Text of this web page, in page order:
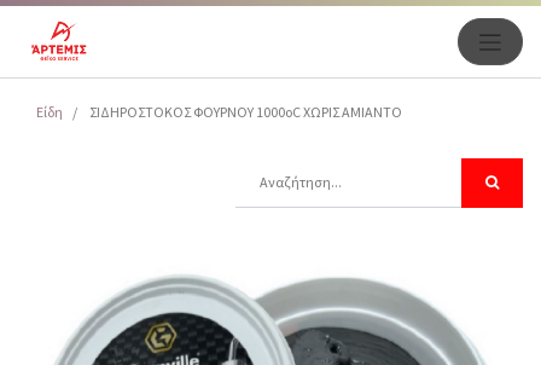
Είδη ΣΙΔΗΡΟΣΤΟΚΟΣ ΦΟΥΡΝΟΥ 1000oC ΧΩΡΙΣ ΑΜΙΑΝΤΟ